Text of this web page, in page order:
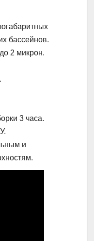
бассейнов.
2 микрон.
3 часа.
и